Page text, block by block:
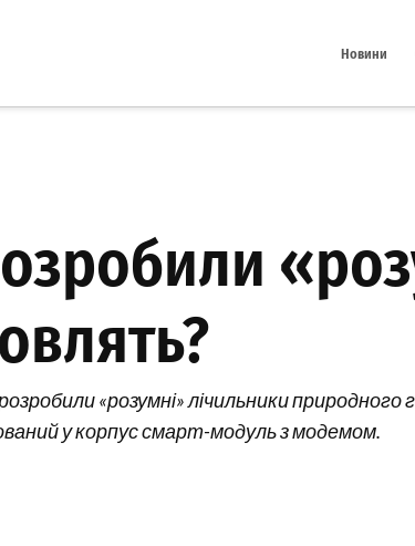
Новини
розробили «розумні» лічильники
у корпус смарт-модуль з модемом.